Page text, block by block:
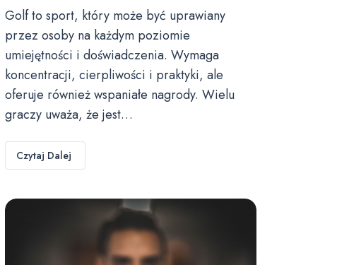
Golf to sport, który może być uprawiany
przez osoby na każdym poziomie
umiejętności i doświadczenia. Wymaga
koncentracji, cierpliwości i praktyki, ale
oferuje również wspaniałe nagrody. Wielu
graczy uważa, że jest…
Czytaj Dalej